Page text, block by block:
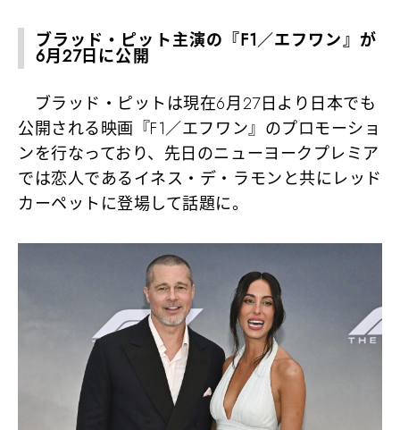
ブラッド・ピット主演の『F1／エフワン』が
6月27日に公開
ブラッド・ピットは現在6月27日より日本でも
公開される映画『F1／エフワン』のプロモーショ
ンを行なっており、先日のニューヨークプレミア
では恋人であるイネス・デ・ラモンと共にレッド
カーペットに登場して話題に。